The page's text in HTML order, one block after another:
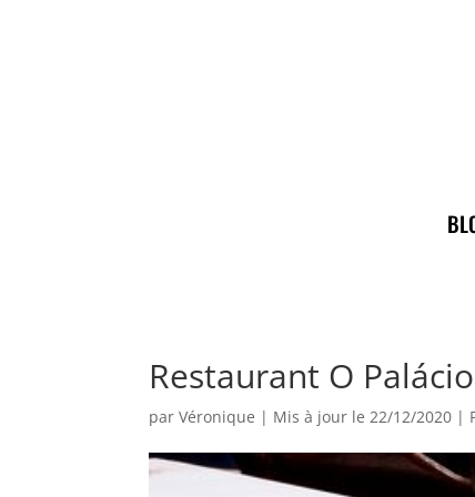
Restaurant O
parVéronique | Mis à jour le 22/12/2020 |